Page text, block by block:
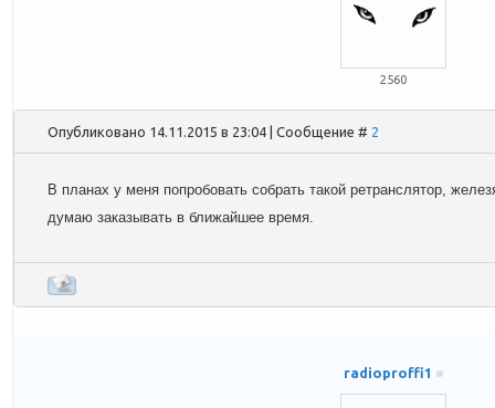
2560
Опубликовано 14.11.2015 в 23:04 | Сообщение # 2
В планах у меня попробовать собрать такой ретранслятор,
думаю заказывать в ближайшее время.
radioproffi1